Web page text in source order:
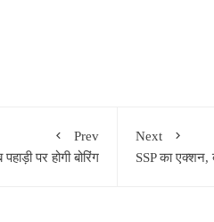
Prev
पर होगी बोरिंग
Next
SSP का एक्शन,